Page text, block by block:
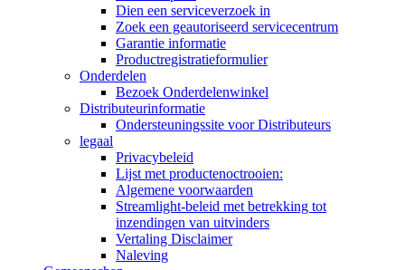
Dien een serviceverzoek in
Zoek een geautoriseerd servicecentrum
Garantie informatie
Productregistratieformulier
Onderdelen
Bezoek Onderdelenwinkel
Distributeurinformatie
Ondersteuningssite voor Distributeurs
legaal
Privacybeleid
Lijst met productenoctrooien:
Algemene voorwaarden
Streamlight-beleid met betrekking tot
inzendingen van uitvinders
Vertaling Disclaimer
Naleving